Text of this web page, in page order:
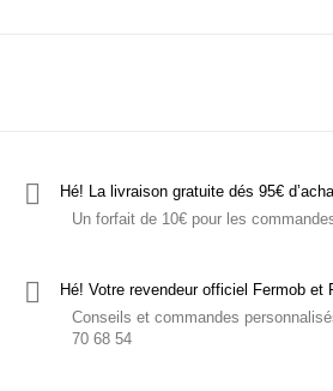
Hé! La livraison gratuite dés 95€
Un forfait de 10€ pour les
Hé! Votre revendeur officiel Fermob et
Conseils et commandes
70 68 54